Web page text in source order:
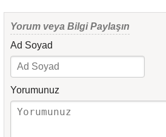
Yorum veya Bilgi Paylaşın
Ad Soyad
Yorumunuz